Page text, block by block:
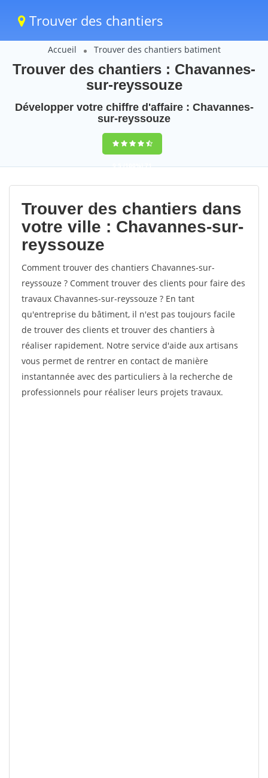
Trouver des chantiers
Accueil Trouver des chantiers batiment
Trouver des chantiers : Chavannes-
sur-reyssouze
Développer votre chiffre d'affaire : Chavannes-
sur-reyssouze
9,5(100%)71
votes
Trouver des chantiers dans
votre ville : Chavannes-sur-
reyssouze
Comment trouver des chantiers Chavannes-sur-
reyssouze ? Comment trouver des clients pour faire des
travaux Chavannes-sur-reyssouze ? En tant
qu'entreprise du bâtiment, il n'est pas toujours facile
de trouver des clients et trouver des chantiers à
réaliser rapidement. Notre service d'aide aux artisans
vous permet de rentrer en contact de manière
instantannée avec des particuliers à la recherche de
professionnels pour réaliser leurs projets travaux.